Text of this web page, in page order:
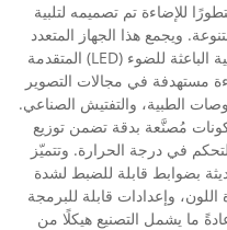
للإضاءة تم تصميمه لتلبية
ويجمع هذا الجهاز المتعدد
الاستخدامات بين تقنية الصمامات الثنائية الباعثة للضوء (LED) المتقدمة
مستهدفة في مجالات التصوير
الطبية، والتفتيش الصناعي.
مُصنَّعة بدقة تضمن توزيع
في درجة الحرارة. وتتميّز
بضوابط قابلة للضبط لشدة
وإعدادات قابلة للبرمجة
ما يشمل التصنيع هيكلًا من